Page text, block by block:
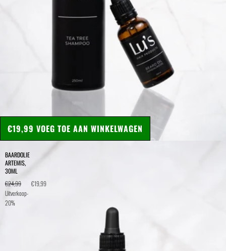
BAARDOLIE
ARTEMIS,
30ML
€24,99
€19,99
Uitverkoop-
20%
€19,99 VOEG TOE AAN WINKELWAGEN